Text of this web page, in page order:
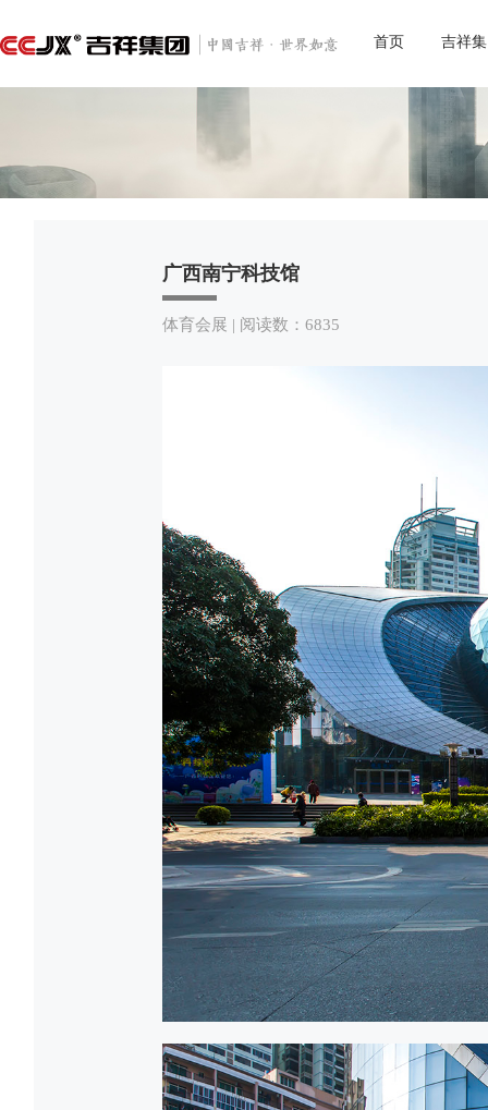
首页 吉祥
广西南宁科技馆
体育会展 | 阅读数：6835